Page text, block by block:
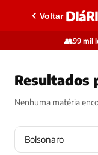
Voltar
👥99 mil
Resultados
Nenhuma matéria